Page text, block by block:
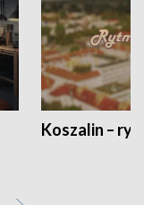
Koszalin –